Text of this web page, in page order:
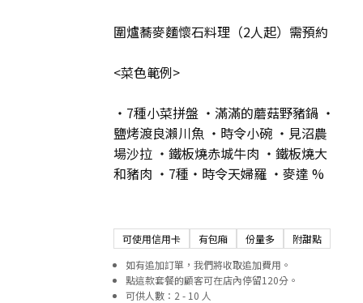
圍爐蕎麥麵懷石料理（2人起）需預約
<菜色範例>
・7種小菜拼盤 ・滿滿的蘑菇野豬鍋 ・
鹽烤渡良瀨川魚 ・時令小碗 ・見沼農
場沙拉 ・鐵板燒赤城牛肉 ・鐵板燒大
和豬肉 ・7種・時令天婦羅 ・麥達 %
可使用信用卡 有包廂 份量多
附甜點
如有追加訂單，我們將收取追加費用。
點這款套餐的顧客可在店內停留120分。
可供人數：2 - 10 人